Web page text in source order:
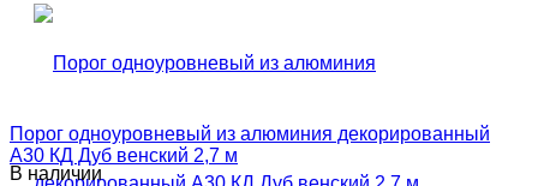
Порог одноуровневый из алюминия декорированный
А30 КД Дуб венский 2,7 м
В наличии